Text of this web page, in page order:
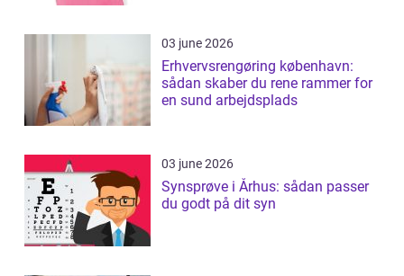
03 june 2026
Erhvervsrengøring københavn:
sådan skaber du rene rammer for
en sund arbejdsplads
03 june 2026
Synsprøve i Århus: sådan passer
du godt på dit syn